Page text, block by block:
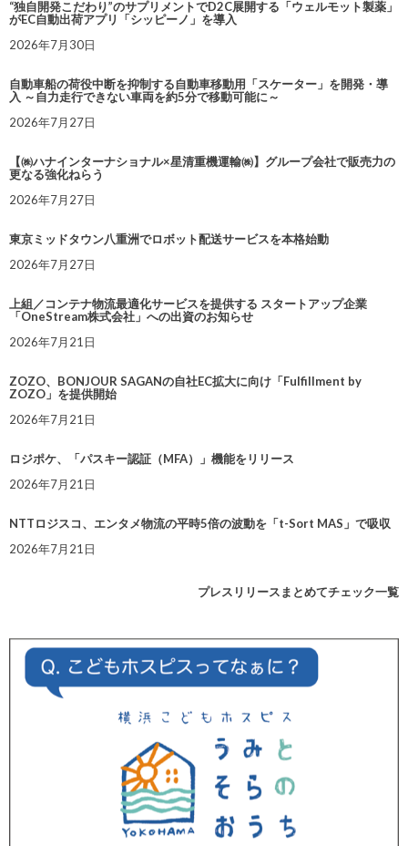
“独自開発こだわり”のサプリメントでD2C展開する「ウェルモット製薬」
がEC自動出荷アプリ「シッピーノ」を導入
2026年7月30日
自動車船の荷役中断を抑制する自動車移動用「スケーター」を開発・導
入 ～自力走行できない車両を約5分で移動可能に～
2026年7月27日
【㈱ハナインターナショナル×星清重機運輸㈱】グループ会社で販売力の
更なる強化ねらう
2026年7月27日
東京ミッドタウン八重洲でロボット配送サービスを本格始動
2026年7月27日
上組／コンテナ物流最適化サービスを提供する スタートアップ企業
「OneStream株式会社」への出資のお知らせ
2026年7月21日
ZOZO、BONJOUR SAGANの自社EC拡大に向け「Fulfillment by
ZOZO」を提供開始
2026年7月21日
ロジポケ、「パスキー認証（MFA）」機能をリリース
2026年7月21日
NTTロジスコ、エンタメ物流の平時5倍の波動を「t-Sort MAS」で吸収
2026年7月21日
プレスリリースまとめてチェック一覧